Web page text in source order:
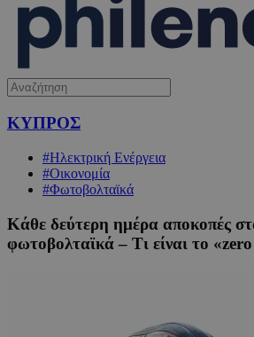
ΚΥΠΡΟΣ
#Ηλεκτρική Ενέργεια
#Οικονομία
#Φωτοβολταϊκά
Κάθε δεύτερη ημέρα αποκοπές
φωτοβολταϊκά – Τι είναι το